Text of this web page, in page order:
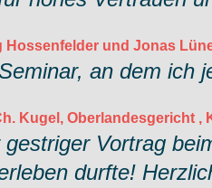
Hossenfelder und Jonas
an dem ich
Kugel, Oberlandesgericht ,
Vortrag
durfte!